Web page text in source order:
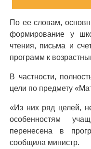
По ее словам,
формирование у
чтения, письма и
программ к
В частности,
цели по предмету
«Из них ряд целей,
особенностям
перенесена в
сообщила министр.